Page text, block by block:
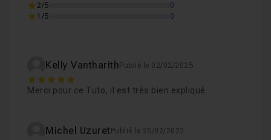
2/5
0
1/5
0
Kelly Vantharith Publié le 02/02/2025
5
Merci pour ce Tuto, il est très bien expliqué
Michel Uzuret Publié le 25/02/2022